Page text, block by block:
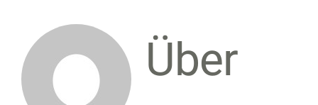
Über